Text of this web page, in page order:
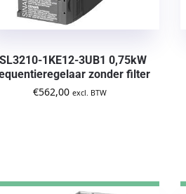
1KE12-3UB1 0,75kW
zonder filter
€562,00 excl. BTW